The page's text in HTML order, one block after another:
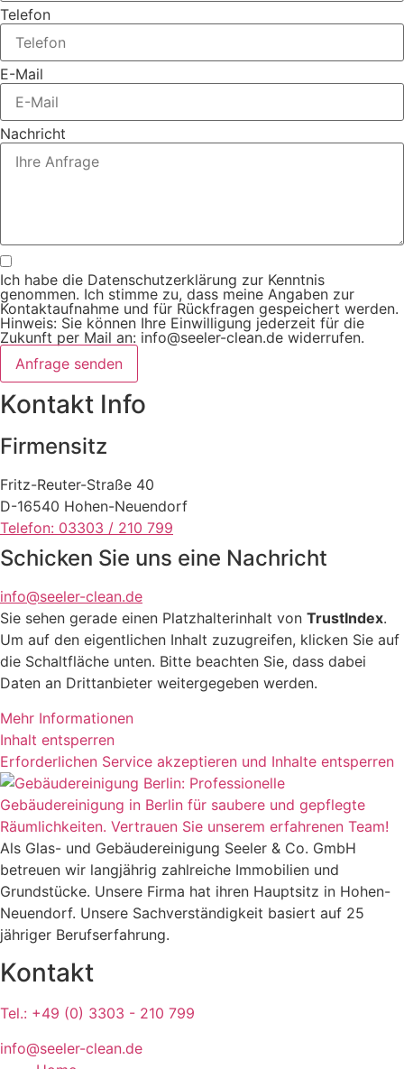
Telefon
E-Mail
Nachricht
Ich habe die Datenschutzerklärung zur Kenntnis
genommen. Ich stimme zu, dass meine Angaben zur
Kontaktaufnahme und für Rückfragen gespeichert werden.
Hinweis: Sie können Ihre Einwilligung jederzeit für die
Zukunft per Mail an: info@seeler-clean.de widerrufen.
Anfrage senden
Kontakt Info
Firmensitz
Fritz-Reuter-Straße 40
D-16540 Hohen-Neuendorf
Telefon: 03303 / 210 799
Schicken Sie uns eine Nachricht
info@seeler-clean.de
Sie sehen gerade einen Platzhalterinhalt von TrustIndex.
Um auf den eigentlichen Inhalt zuzugreifen, klicken Sie auf
die Schaltfläche unten. Bitte beachten Sie, dass dabei
Daten an Drittanbieter weitergegeben werden.
Mehr Informationen
Inhalt entsperren
Erforderlichen Service akzeptieren und Inhalte entsperren
Als Glas- und Gebäudereinigung Seeler & Co. GmbH
betreuen wir langjährig zahlreiche Immobilien und
Grundstücke. Unsere Firma hat ihren Hauptsitz in Hohen-
Neuendorf. Unsere Sachverständigkeit basiert auf 25
jähriger Berufserfahrung.
Kontakt
Tel.: +49 (0) 3303 - 210 799
info@seeler-clean.de